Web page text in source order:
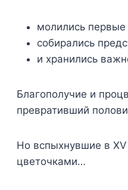
молились первые
собирались
и хранились
Благополучие и
превративший
Но вспыхнувшие в
цветочками…